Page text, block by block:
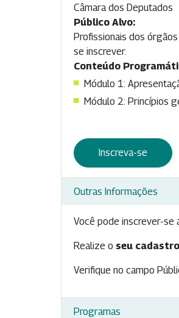
Câmara dos Deputados
Público Alvo:
Profissionais dos
se inscrever.
Conteúdo
Módulo 1:
Módulo 2: Princípios
Inscreva-se
Outras Informações
Você pode inscrever-se
Realize o seu cadastro
Verifique no campo
Programas